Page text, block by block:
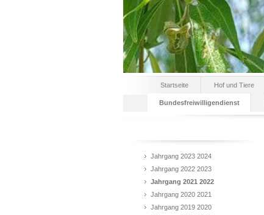
Startseite Hof und Tiere
Bundesfreiwilligendienst
Jahrgang 2023 2024
Jahrgang 2022 2023
Jahrgang 2021 2022
Jahrgang 2020 2021
Jahrgang 2019 2020